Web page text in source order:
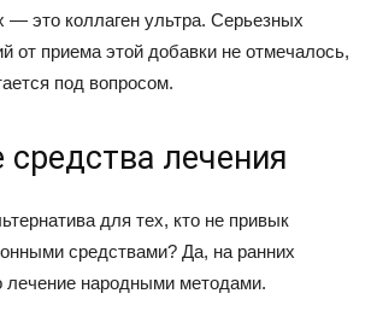
— это коллаген ультра. Серьезных
от приема этой добавки не отмечалось,
под вопросом.
лечения
для тех, кто не привык
средствами? Да, на ранних
лечение народными методами.